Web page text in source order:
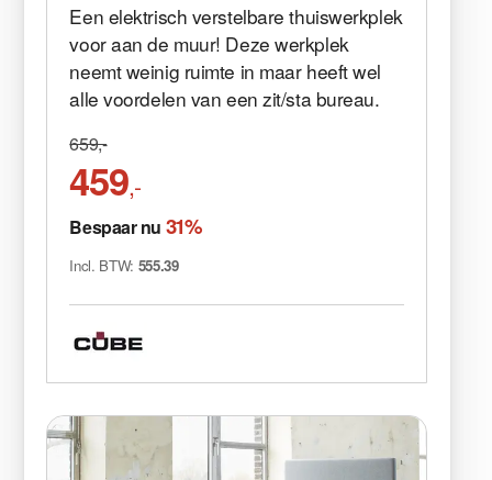
Een elektrisch verstelbare thuiswerkplek
voor aan de muur! Deze werkplek
neemt weinig ruimte in maar heeft wel
alle voordelen van een zit/sta bureau.
659,-
459,-
Bespaar nu 31%
Incl. BTW: 555.39